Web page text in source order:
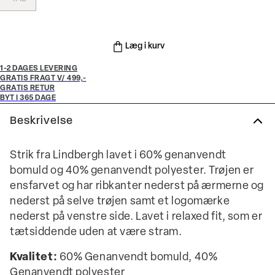
Læg i kurv
1-2 DAGES LEVERING
GRATIS FRAGT V/ 499,-
GRATIS RETUR
BYT I 365 DAGE
Beskrivelse
Strik fra Lindbergh lavet i 60% genanvendt
bomuld og 40% genanvendt polyester. Trøjen er
ensfarvet og har ribkanter nederst på ærmerne og
nederst på selve trøjen samt et logomærke
nederst på venstre side. Lavet i relaxed fit, som er
tætsiddende uden at være stram.
Kvalitet: 60% Genanvendt bomuld, 40%